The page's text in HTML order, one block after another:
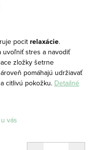
pocit relaxácie.
uvoľniť stres a navodiť
zložky šetrne
pomáhajú udržiavať
citlivú pokožku. Detailné